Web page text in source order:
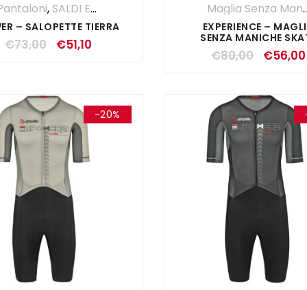
, SALDI ESTIVI UOMO
– SALOPETTE TIERRA
€73,00 €51,10
Maglia
EXPERIENCE –
SENZA MANICHE
€80,00 €56,00
-20%